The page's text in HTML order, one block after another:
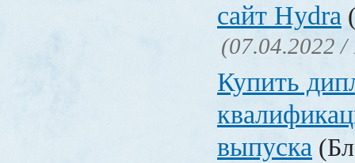
сайт Hydra
(07.04.2022 /
Купить
выпуска